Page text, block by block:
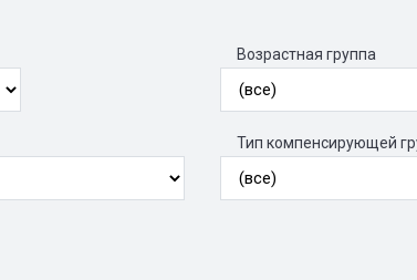
Возрастная группа
Тип компенсирующей